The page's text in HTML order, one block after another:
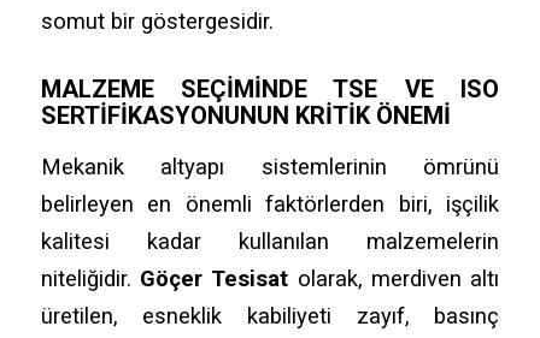
somut bir göstergesidir.
MALZEME SEÇIMINDE TSE VE ISO
SERTIFIKASYONUNUN KRITIK ÖNEMI
Mekanik altyapı sistemlerinin ömrünü
belirleyen en önemli faktörlerden biri, işçilik
kalitesi kadar kullanılan malzemelerin
niteliğidir. Göçer Tesisat olarak, merdiven altı
üretilen, esneklik kabiliyeti zayıf, basınç